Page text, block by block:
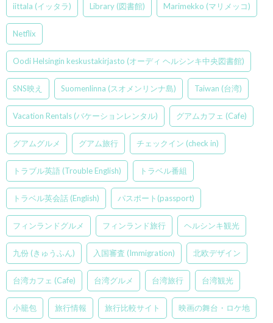
iittala (イッタラ) Library (図書館) Marimekko (マリメッコ)
Netflix
Oodi Helsingin keskustakirjasto (オーディ ヘルシンキ中央図書館)
SNS映え Suomenlinna (スオメンリンナ島) Taiwan (台湾)
Vacation Rentals (バケーションレンタル) グアムカフェ (Cafe)
グアムグルメ グアム旅行 チェックイン (check in)
トラブル英語 (Trouble English) トラベル番組
トラベル英会話 (English) パスポート(passport)
フィンランドグルメ フィンランド旅行 ヘルシンキ観光
九份 (きゅうふん) 入国審査 (Immigration) 北欧デザイン
台湾カフェ (Cafe) 台湾グルメ 台湾旅行 台湾観光
小籠包 旅行情報 旅行比較サイト 映画の舞台・ロケ地